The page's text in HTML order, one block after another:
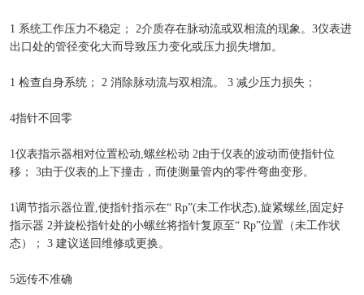
1 系统工作压力不稳定； 2介质存在脉动流或双相流的现象。3仪表进
出口处的管径变化大而导致压力变化或压力损失增加。
1 检查自身系统； 2 消除脉动流与双相流。 3 减少压力损失；
4指针不回零
1仪表指示器相对位置松动,螺丝松动 2由于仪表的波动而使指针位
移； 3由于仪表的上下撞击，而使测量管内的零件弯曲变形。
1调节指示器位置,使指针指示在“ Rp”(未工作状态),旋紧螺丝,固定好
指示器 2并旋松指针处的小螺丝将指针复原至“ Rp”位置（未工作状
态）； 3 建议送回维修或更换。
5远传不准确